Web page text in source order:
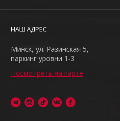
НАШ АДРЕС
Минск, ул. Разинская 5,
паркинг уровни 1-3
Посмотреть на карте